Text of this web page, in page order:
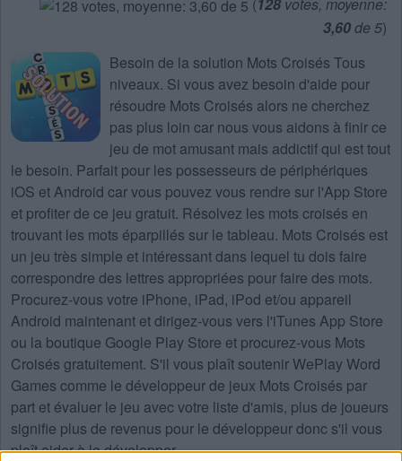
3,60de 5)
Besoin de la solution Mots Croisés Tous
niveaux. Si vous avez besoin d'aide pour
résoudre Mots Croisés alors ne cherchez
pas plus loin car nous vous aidons à finir ce
jeu de mot amusant mais addictif qui est tout
le besoin. Parfait pour les possesseurs de périphériques
iOS et Android car vous pouvez vous rendre sur l'App Store
et profiter de ce jeu gratuit. Résolvez les mots croisés en
trouvant les mots éparpillés sur le tableau. Mots Croisés est
un jeu très simple et intéressant dans lequel tu dois faire
correspondre des lettres appropriées pour faire des mots.
Procurez-vous votre iPhone, iPad, iPod et/ou appareil
Android maintenant et dirigez-vous vers l'iTunes App Store
ou la boutique Google Play Store et procurez-vous Mots
Croisés gratuitement. S'il vous plaît soutenir WePlay Word
Games comme le développeur de jeux Mots Croisés par
part et évaluer le jeu avec votre liste d'amis, plus de joueurs
signifie plus de revenus pour le développeur donc s'il vous
plaît aider à le développer.